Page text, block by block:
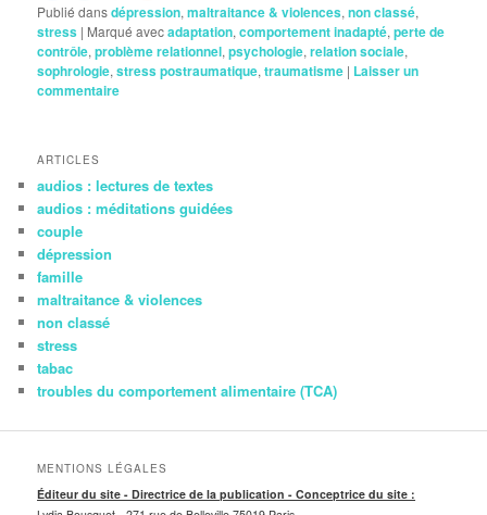
Publié dansdépression,maltraitance & violences,non classé,
stress | Marqué avecadaptation,comportement inadapté,perte de
contrôle,problème relationnel,psychologie,relation sociale,
sophrologie,stress postraumatique,traumatisme | Laisser un
commentaire
ARTICLES
audios : lectures de textes
audios : méditations guidées
couple
dépression
famille
maltraitance & violences
non classé
stress
tabac
troubles du comportement alimentaire (TCA)
MENTIONS LÉGALES
Éditeur du site - Directrice de la publication - Conceptrice du site :